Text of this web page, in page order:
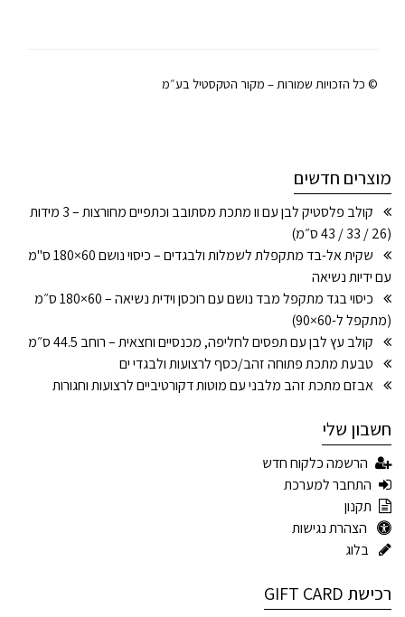
© כל הזכויות שמורות – מקור הטקסטיל בע״מ
מוצרים חדשים
קולב פלסטיק לבן עם וו מתכת מסתובב וכתפיים מחורצות – 3 מידות
(26 / 33 / 43 ס״מ)
שקית אל-בד מתקפלת לשמלות ולבגדים – כיסוי נושם 60×180 ס"מ
עם ידיות נשיאה
כיסוי בגד מתקפל מבד נושם עם רוכסן וידית נשיאה – 60×180 ס״מ
(מתקפל ל-60×90)
קולב עץ לבן עם תפסים לחליפה, מכנסיים וחצאית – רוחב 44.5 ס״מ
טבעת מתכת פתוחה זהב/כסף לרצועות ולבגדי ים
אבזם מתכת זהב מלבני עם מוטות דקורטיביים לרצועות וחגורות
חשבון שלי
הרשמה כלקוח חדש
התחבר למערכת
תקנון
הצהרת נגישות
בלוג
רכישת GIFT CARD